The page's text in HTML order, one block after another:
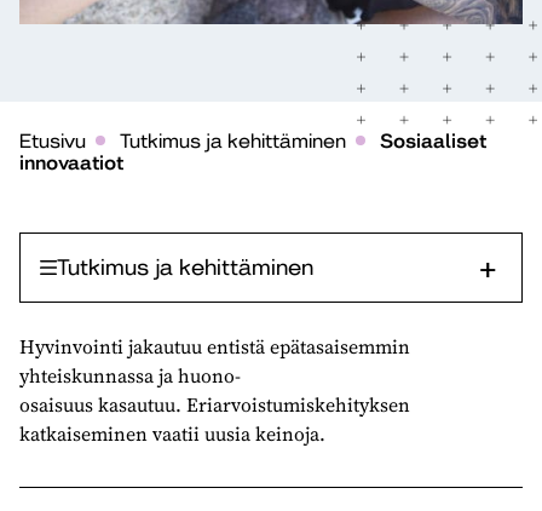
Etusivu Tutkimus ja kehittäminen
Sosiaaliset
innovaatiot
Tutkimus ja kehittäminen
Hyvinvointi jakautuu entistä epätasaisemmin
yhteiskunnassa ja huono-
osaisuus kasautuu. Eriarvoistumiskehityksen
katkaiseminen vaatii uusia keinoja.